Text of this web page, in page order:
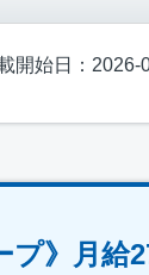
開始日：2026-
プ》月